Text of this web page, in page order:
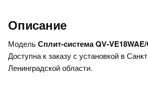
Описание
МодельСплит-система QV-
Доступна к заказу с установкой в
Ленинградской области.